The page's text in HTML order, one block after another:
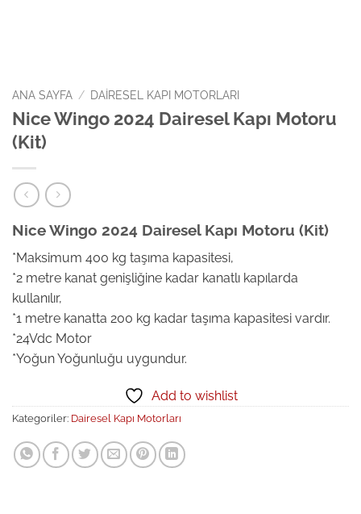
ANA SAYFA / DAIRESEL KAPI MOTORLARI
Nice Wingo 2024 Dairesel Kapı Motoru
(Kit)
Nice Wingo 2024 Dairesel Kapı Motoru (Kit)
*Maksimum 400 kg taşıma kapasitesi,
*2 metre kanat genişliğine kadar kanatlı kapılarda
kullanılır,
*1 metre kanatta 200 kg kadar taşıma kapasitesi vardır.
*24Vdc Motor
*Yoğun Yoğunluğu uygundur.
Add to wishlist
Kategoriler: Dairesel Kapı Motorları